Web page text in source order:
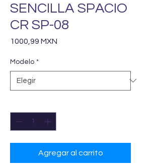
SENCILLA SPACIO
CR SP-08
1000,99 MXN
Modelo *
Agregar al carrito